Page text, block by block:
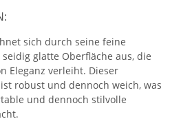
sich durch seine feine
glatte Oberfläche aus, die
Eleganz verleiht. Dieser
robust und dennoch weich, was
und dennoch stilvolle